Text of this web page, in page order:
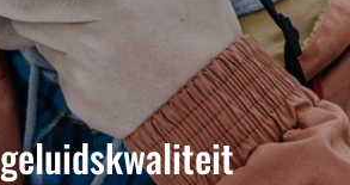
geluidskwaliteit